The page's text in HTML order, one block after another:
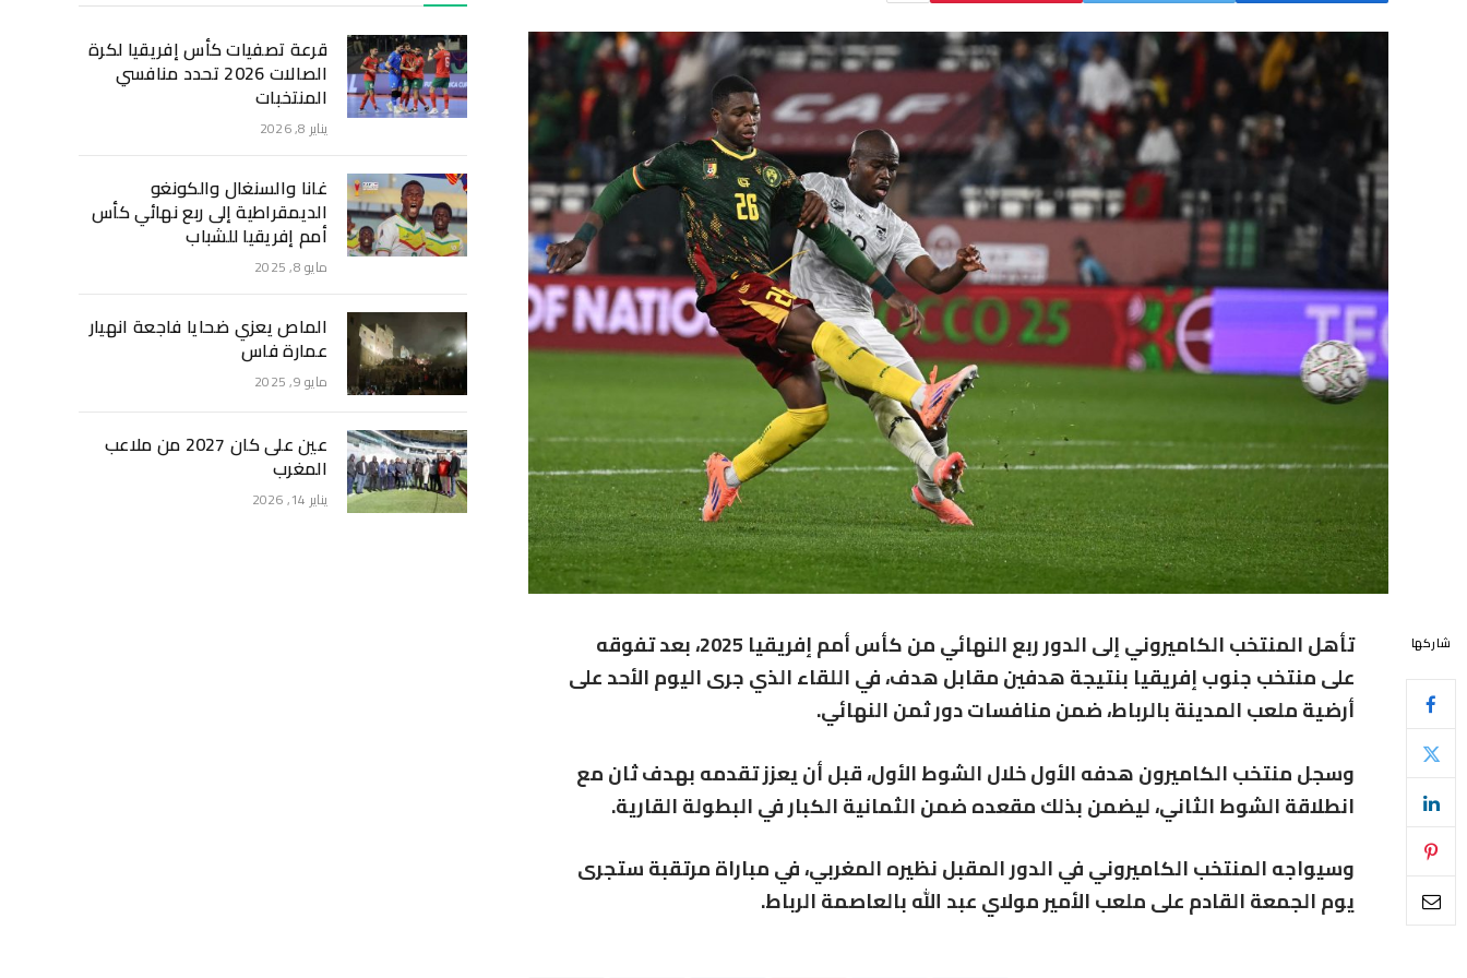
شاركها
تأهل المنتخب الكاميروني إلى الدور ربع النهائي من كأس أمم إفريقيا 2025، بعد تفوقه
على منتخب جنوب إفريقيا بنتيجة هدفين مقابل هدف، في اللقاء الذي جرى اليوم الأحد على
أرضية ملعب المدينة بالرباط، ضمن منافسات دور ثمن النهائي.
وسجل منتخب الكاميرون هدفه الأول خلال الشوط الأول، قبل أن يعزز تقدمه بهدف ثان مع
انطلاقة الشوط الثاني، ليضمن بذلك مقعده ضمن الثمانية الكبار في البطولة القارية.
وسيواجه المنتخب الكاميروني في الدور المقبل نظيره المغربي، في مباراة مرتقبة ستجرى
يوم الجمعة القادم على ملعب الأمير مولاي عبد الله بالعاصمة الرباط.
قرعة تصفيات كأس إفريقيا لكرة
الصالات 2026 تحدد منافسي
المنتخبات
يناير 8, 2026
غانا والسنغال والكونغو
الديمقراطية إلى ربع نهائي كأس
أمم إفريقيا للشباب
مايو 8, 2025
الماص يعزي ضحايا فاجعة انهيار
عمارة فاس
مايو 9, 2025
عين على كان 2027 من ملاعب
المغرب
يناير 14, 2026